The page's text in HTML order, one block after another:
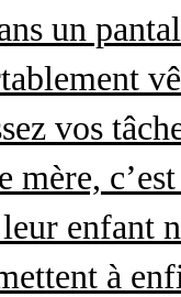
un
vos
mère,
enfant
à